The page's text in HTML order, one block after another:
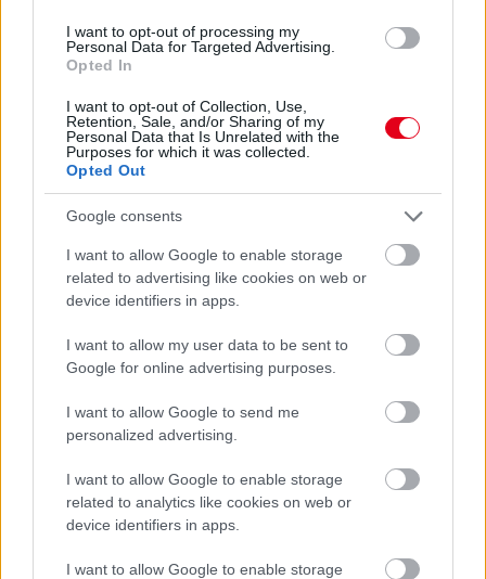
I want to opt-out of processing my
Personal Data for Targeted Advertising.
Opted In
I want to opt-out of Collection, Use,
Retention, Sale, and/or Sharing of my
Personal Data that Is Unrelated with the
Purposes for which it was collected.
Opted Out
Google consents
I want to allow Google to enable storage
related to advertising like cookies on web or
device identifiers in apps.
I want to allow my user data to be sent to
Google for online advertising purposes.
I want to allow Google to send me
personalized advertising.
I want to allow Google to enable storage
related to analytics like cookies on web or
device identifiers in apps.
I want to allow Google to enable storage
Lassuló fejlesztési ütemre számít a Red Bull
Mivel egy új F1-es szabályrendszer első idényéről van szó,
várható volt, hogy kiélezett lesz a fejlesztési háború a csapatok
között. A szezon első felében láthattunk is több nagy fejlesztési
csomagot az istállók többségénél, ezek pedig rendszerint
valóban előrelépést is jelentettek (talán a Haas és a Williams
jelentik a kivételt). A Red Bullnál is működött például a
Miamiban és a Spielbergben bevetett csomag, ám Laurent
Mekies csapatfőnök szerint az évad hátralévő részében már
lassulni fog a fejlesztési ütemük, részben azért, mert a
költségeket meg kell osztani a 2027-es autó munkálatai között
„Nem tudom, a többiekkel mi a helyzet, de az biztos, hogy egy
ponton döntést kell hoznunk, hogyan egyensúlyozunk az idei és
a jövő év között. Arra számítok, hogy ez hamarabb meg fog
történni, mint tavaly. Szóval főleg a szabályzat fényében
dönteni fogunk” – idézi Mekiest a Crash.net. „Ami minket illet,
rengeteg fejlesztést hoztunk mostanáig, hogy próbáljuk
korrigálni azt a hatalmas hátrányt, amivel eleinte rendelkeztünk.
Valószínűleg nehéz elképzelni, hogy ebben a ritmusban fogjuk
folytatni, mindenesetre meglátjuk, mi a legjobb módja annak,
hogy ledolgozzuk ezt az utolsó három tizedmásodpercet.”